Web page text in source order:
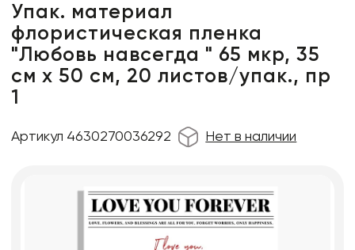
Декор для дома
Лента
Товары для флористов
Пакеты для цветов и подарков
Декоративные вазы, кашпо
Игрушки мягкие
Упак. материал
флористическая пленка
"Любовь навсегда " 65 мкр, 35
см х 50 см, 20 листов/упак., пр
1
Артикул 4630270036292 Нет в наличии